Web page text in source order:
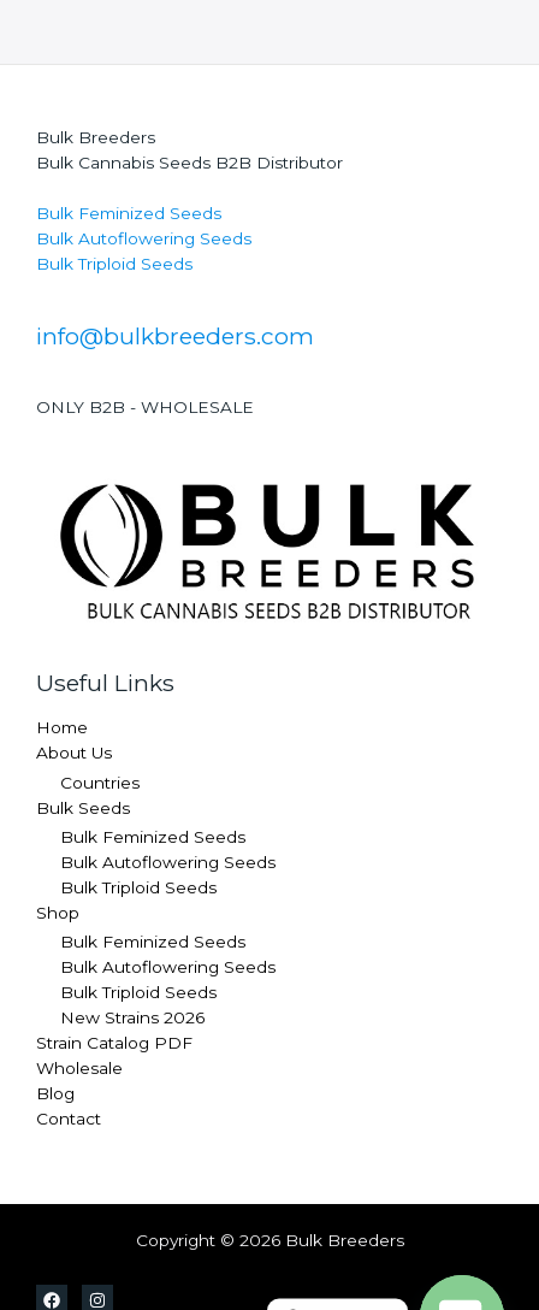
Bulk Breeders
Bulk Cannabis Seeds B2B Distributor
Bulk Feminized Seeds
Bulk Autoflowering Seeds
Bulk Triploid Seeds
info@bulkbreeders.com
ONLY B2B - WHOLESALE
Useful Links
Home
About Us
Countries
Bulk Seeds
Bulk Feminized Seeds
Bulk Autoflowering Seeds
Bulk Triploid Seeds
Shop
Bulk Feminized Seeds
Bulk Autoflowering Seeds
Bulk Triploid Seeds
New Strains 2026
Strain Catalog PDF
Wholesale
Blog
Contact
Copyright © 2026 Bulk Breeders